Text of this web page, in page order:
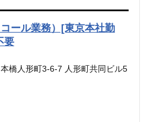
）
時間外労働分についての割増賃
時間外労働分についての割増賃
）
ール業務）[東京本社勤
要
橋人形町3-6-7 人形町共同ビル5